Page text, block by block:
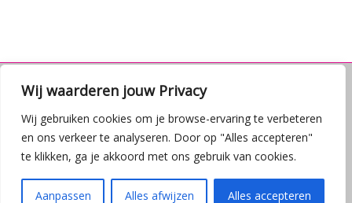
Wij waarderen jouw Privacy
Wij gebruiken cookies om je browse-ervaring te verbeteren
en ons verkeer te analyseren. Door op "Alles accepteren"
te klikken, ga je akkoord met ons gebruik van cookies.
Aanpassen Alles afwijzen Alles accepteren
© Copyright 2014 - 2026 | Privacyverklaring
Design
Facebook